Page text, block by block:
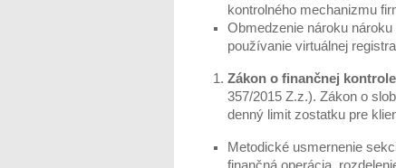
kontrolného mechanizmu
Obmedzenie nároku
používanie virtuálnej
Zákon o finančnej kontrole
357/2015 Z.z.). Zákon o
denný limit zostatku pre
Metodické usmernenie
finančná operácia,